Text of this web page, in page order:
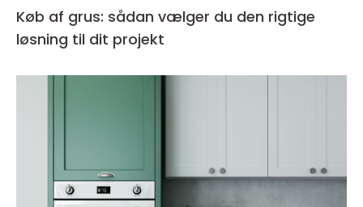
Køb af grus: sådan vælger du den rigtige
løsning til dit projekt